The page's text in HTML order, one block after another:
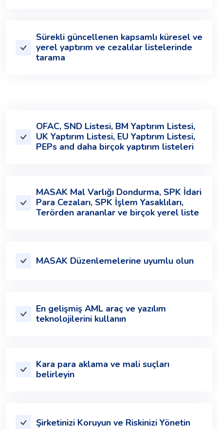
Sürekli güncellenen kapsamlı küresel ve
yerel yaptırım ve cezalılar listelerinde
tarama
OFAC, SND Listesi, BM Yaptırım Listesi,
UK Yaptırım Listesi, EU Yaptırım Listesi,
PEPs and daha birçok yaptırım listeleri
MASAK Mal Varlığı Dondurma, SPK İdari
Para Cezaları, SPK İşlem Yasaklıları,
Terörden arananlar ve birçok yerel liste
MASAK Düzenlemelerine uyumlu olun
En gelişmiş AML araç ve yazılım
teknolojilerini kullanın
Kara para aklama ve mali suçları
belirleyin
Şirketinizi Koruyun ve Riskinizi Yönetin